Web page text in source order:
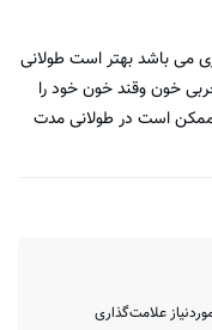
می باشد بهتر است طولانی
خون وقند خون خود را
ممکن است در طولانی مدت
علامت‌گذاری